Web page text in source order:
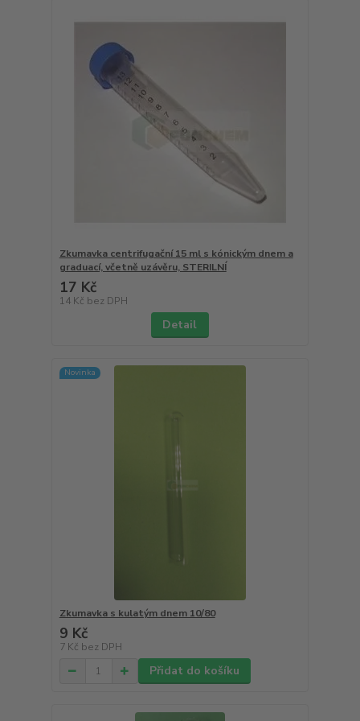
Zkumavka centrifugační 15 ml s kónickým dnem a
graduací, včetně uzávěru, STERILNÍ
17 Kč
14 Kč bez DPH
Detail
Novinka
Zkumavka s kulatým dnem 10/80
9 Kč
7 Kč bez DPH
Přidat do košíku